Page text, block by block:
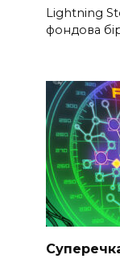
Lightning
фондова